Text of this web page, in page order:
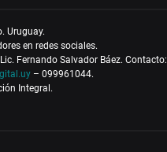
Uruguay.
en redes sociales.
Fernando Salvador Báez. Contacto:
– 099961044.
Integral.